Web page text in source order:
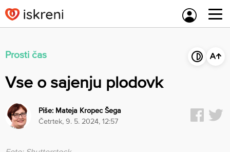
to
content
Prosti čas
Vse o sajenju plodovk
Piše: Mateja Kropec Šega
četrtek, 9. 5. 2024, 12:57